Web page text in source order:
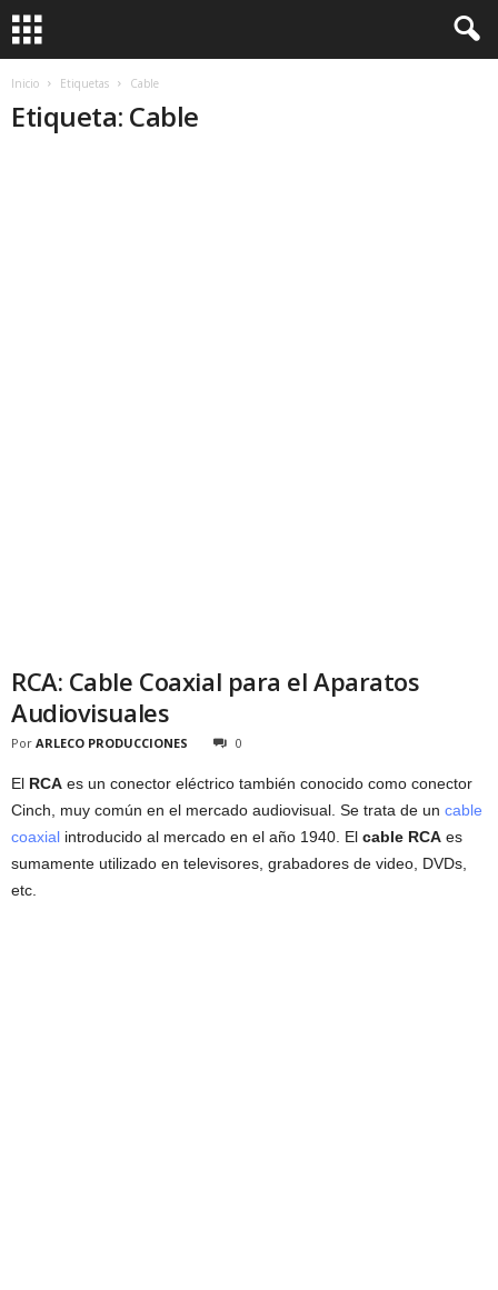
Inicio Etiquetas Cable
Etiqueta: Cable
RCA: Cable Coaxial para el Aparatos
Audiovisuales
Por ARLECO PRODUCCIONES 0
El RCA es un conector eléctrico también conocido como conector
Cinch, muy común en el mercado audiovisual. Se trata de un cable
coaxial introducido al mercado en el año 1940. El cable RCA es
sumamente utilizado en televisores, grabadores de video, DVDs,
etc.